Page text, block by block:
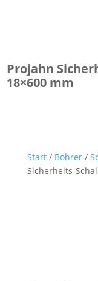
Projahn
18×600 mm
Start/ Bohrer/
Sicherheits-